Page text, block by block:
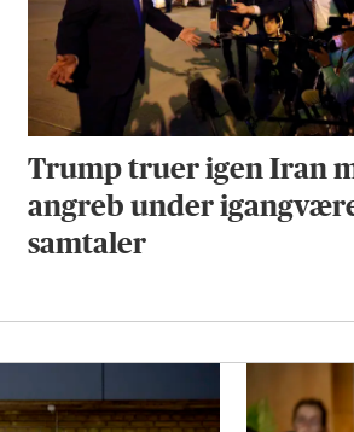
Trump truer igen Iran
angreb under
samtaler